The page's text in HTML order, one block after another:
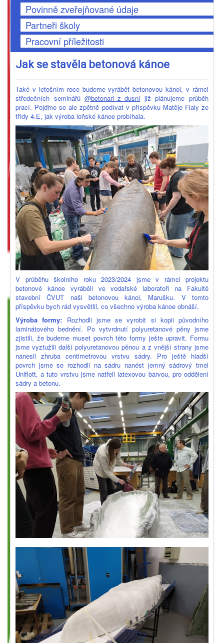
Povinně zveřejňované údaje
Partneři školy
Pracovní příležitosti
Jak se stavěla betonová kánoe
Také v letošním roce budeme vyrábět betonovou kánoi, v rámci
středečních seminářů@betonari_z_dusni již plánujeme průběh
prací. Pojďme se ale zpětně podívat v příspěvku Matěje Fialy ze
třídy 4.E, jak výroba loňské kánoe probíhala.
V průběhu školního roku 2023/2024 jsme v rámci projektu
betonové kánoe vyráběli ve vodařské laboratoři na Fakultě
stavební ČVUT naši betonovou kánoi, Marušku. V tomto
příspěvku bych rád vysvětlil, co všechno výroba kánoe obnáší.
Výroba formy: Rozhodli jsme se vyrobit si kopii původního
laminátového bednění. Po vytvrdnutí polyuretanové pěny jsme
zjistili, že budeme muset povrch této formy ješte upravit. Formu
jsme vyztužili další polyuretanovou pěnou a z vnější strany jsme
nanesli zhruba centimetrovou vrstvu sádry. Pro ještě hladší
povrch jsme se rozhodli na sádru nanést jemný sádrový tmel
Uniflott, a tuto vrstvu jsme natřeli latexovou barvou, pro oddělení
sádry a betonu.